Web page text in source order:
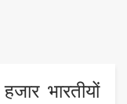
भारतीयों